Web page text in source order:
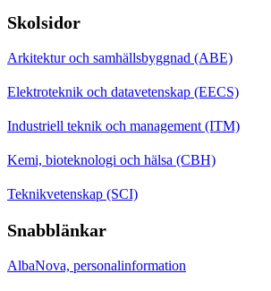
Skolsidor
Arkitektur och samhällsbyggnad (ABE)
Elektroteknik och datavetenskap (EECS)
Industriell teknik och management (ITM)
Kemi, bioteknologi och hälsa (CBH)
Teknikvetenskap (SCI)
Snabblänkar
AlbaNova, personalinformation